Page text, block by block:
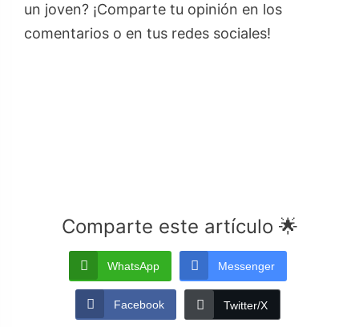
un joven? ¡Comparte tu opinión en los
comentarios o en tus redes sociales!
Comparte este artículo 🌟
WhatsApp Messenger
Facebook Twitter/X